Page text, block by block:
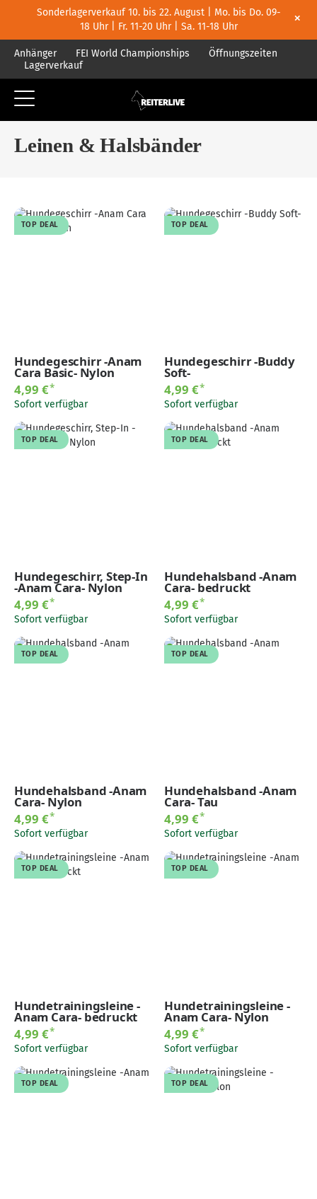
Sonderlagerverkauf 10. bis 22. August | Mo. bis Do. 09-
18 Uhr | Fr. 11-20 Uhr | Sa. 11-18 Uhr
×
Anhänger FEI World Championships
Öffnungszeiten
Lagerverkauf
Leinen & Halsbänder
TOP DEAL
Hundegeschirr -Anam
Cara Basic- Nylon
4,99 €*
Sofort verfügbar
TOP DEAL
Hundegeschirr -Buddy
Soft-
4,99 €*
Sofort verfügbar
TOP DEAL
Hundegeschirr, Step-In
-Anam Cara- Nylon
4,99 €*
Sofort verfügbar
TOP DEAL
Hundehalsband -Anam
Cara- bedruckt
4,99 €*
Sofort verfügbar
TOP DEAL
Hundehalsband -Anam
Cara- Nylon
4,99 €*
Sofort verfügbar
TOP DEAL
Hundehalsband -Anam
Cara- Tau
4,99 €*
Sofort verfügbar
TOP DEAL
Hundetrainingsleine -
Anam Cara- bedruckt
4,99 €*
Sofort verfügbar
TOP DEAL
Hundetrainingsleine -
Anam Cara- Nylon
4,99 €*
Sofort verfügbar
TOP DEAL TOP DEAL